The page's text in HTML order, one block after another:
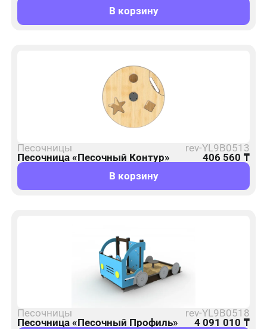
В корзину
Песочницы
rev-YL9B0513
Песочница «Песочный Контур»
406 560 ₸
В корзину
Песочницы
rev-YL9B0518
Песочница «Песочный Профиль»
4 091 010 ₸